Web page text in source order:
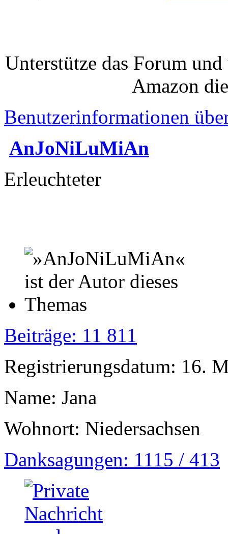
Unterstütze das Forum
Amazon
Benutzerinformationen
AnJoNiLuMiAn
Erleuchteter
Beiträge: 11 811
Registrierungsdatum: 16.
Name: Jana
Wohnort: Niedersachsen
Danksagungen: 1115 / 413